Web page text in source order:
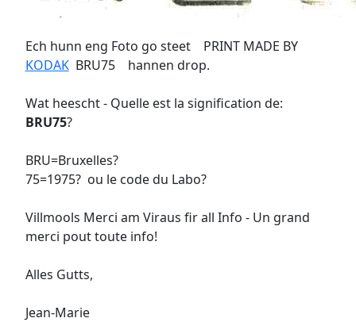
Ech hunn eng Foto go steet PRINT MADE BY
KODAKBRU75 hannen drop.
Wat heescht - Quelle est la signification de:
BRU75?
BRU=Bruxelles?
75=1975? ou le code du Labo?
Villmools Merci am Viraus fir all Info - Un grand
merci pout toute info!
Alles Gutts,
Jean-Marie